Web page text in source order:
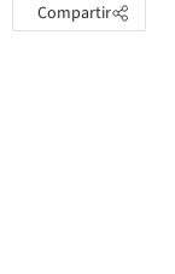
Compartir